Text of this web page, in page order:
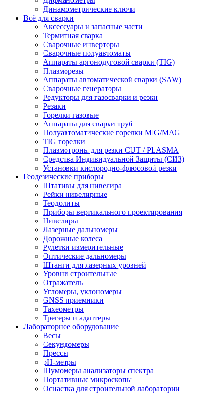
Динамометрические ключи
Всё для сварки
Аксессуары и запасные части
Термитная сварка
Сварочные инверторы
Сварочные полуавтоматы
Аппараты аргонодуговой сварки (TIG)
Плазморезы
Аппараты автоматической сварки (SAW)
Сварочные генераторы
Редукторы для газосварки и резки
Резаки
Горелки газовые
Аппараты для сварки труб
Полуавтоматические горелки MIG/MAG
TIG горелки
Плазмотроны для резки CUT / PLASMA
Средства Индивидуальной Защиты (СИЗ)
Установки кислородно-флюсовой резки
Геодезические приборы
Штативы для нивелира
Рейки нивелирные
Теодолиты
Приборы вертикального проектирования
Нивелиры
Лазерные дальномеры
Дорожные колеса
Рулетки измерительные
Оптические дальномеры
Штанги для лазерных уровней
Уровни строительные
Отражатель
Угломеры, уклономеры
GNSS приемники
Тахеометры
Трегеры и адаптеры
Лабораторное оборудование
Весы
Секундомеры
Прессы
pH-метры
Шумомеры анализаторы спектра
Портативные микроскопы
Оснастка для строительной лаборатории